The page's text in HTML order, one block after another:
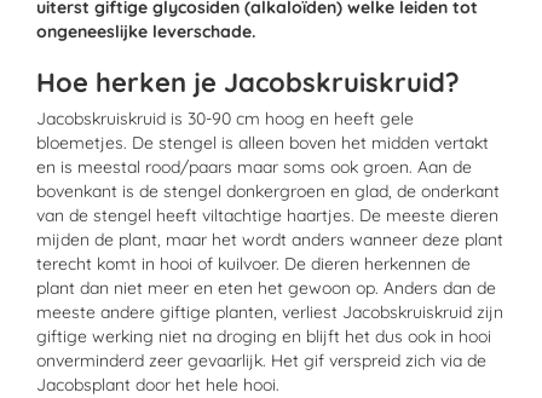
uiterst giftige glycosiden (alkaloïden) welke leiden tot
ongeneeslijke leverschade.
Hoe herken je Jacobskruiskruid?
Jacobskruiskruid is 30-90 cm hoog en heeft gele
bloemetjes. De stengel is alleen boven het midden vertakt
en is meestal rood/paars maar soms ook groen. Aan de
bovenkant is de stengel donkergroen en glad, de onderkant
van de stengel heeft viltachtige haartjes. De meeste dieren
mijden de plant, maar het wordt anders wanneer deze plant
terecht komt in hooi of kuilvoer. De dieren herkennen de
plant dan niet meer en eten het gewoon op. Anders dan de
meeste andere giftige planten, verliest Jacobskruiskruid zijn
giftige werking niet na droging en blijft het dus ook in hooi
onverminderd zeer gevaarlijk. Het gif verspreid zich via de
Jacobsplant door het hele hooi.